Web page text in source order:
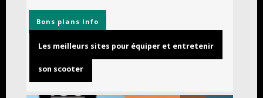
Bons plans Info
Les meilleurs sites pour équiper et entretenir
son scooter